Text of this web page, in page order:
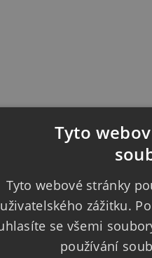
Tyto
Tyto webové stránky
uživatelského zážitku.
se všemi
používání